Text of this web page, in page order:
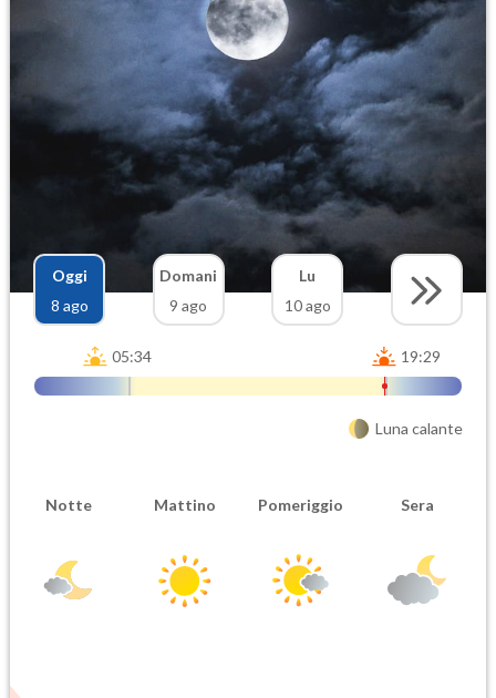
Oggi
8 ago
Domani
9 ago
Lu
10 ago
05:34 19:29
Luna calante
Notte Mattino Pomeriggio Sera